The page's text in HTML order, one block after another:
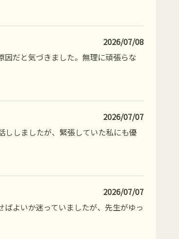
2026/07/08
だと気づきました。無理に頑張らな
2026/07/07
しましたが、緊張していた私にも優
2026/07/07
よいか迷っていましたが、先生がゆっ